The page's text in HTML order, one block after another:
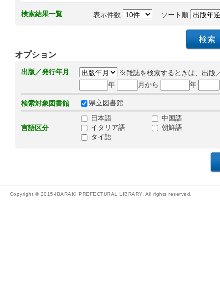
検索結果一覧 表示件数 ソート順
オプション
出版／発行年月
※雑誌を検索するときは、出版
年
月から 年
検索対象図書館 県立図書館
言語区分
日本語
中国語
イタリア語
朝鮮語
タイ語
Copyright © 2015-IBARAKI PREFECTURAL LIBRARY. All rights reserved.